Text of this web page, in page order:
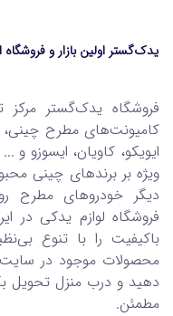
فروشگاه یدک‌گستر
کامیونت‌های مطرح چینی،
ایویکو، کاویان، ایسوزو
دیگر خودروهای مطرح
فروشگاه لوازم یدکی در
باکیفیت را با تنوع
محصولات موجود در سایت
دهید و درب منزل تحویل
مطمئن.